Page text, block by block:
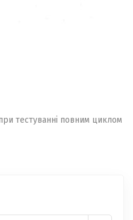
тестуванні повним циклом